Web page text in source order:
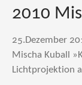
2010
25.Dezember
Mischa Kuball
Lichtprojektion